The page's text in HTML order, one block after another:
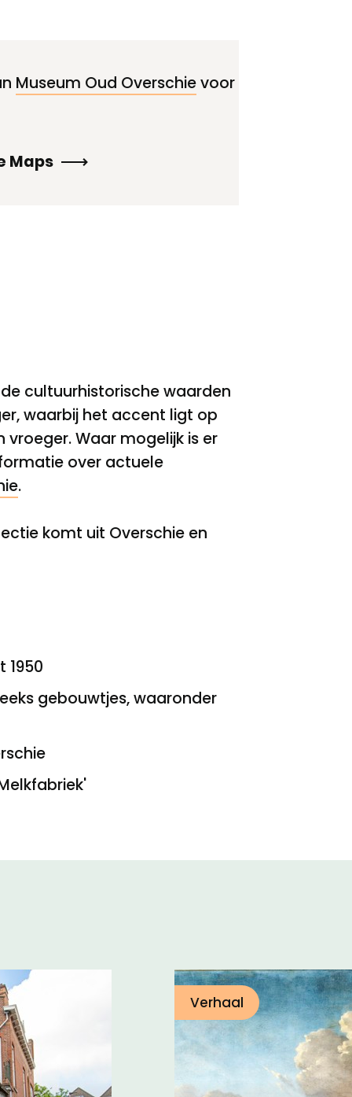
Museum Oud Overschievoor
Maps
cultuurhistorische waarden
waarbij het accent ligt op
Waar mogelijk is er
over actuele
.
komt uit Overschie en
1950
gebouwtjes, waaronder
Verhaal